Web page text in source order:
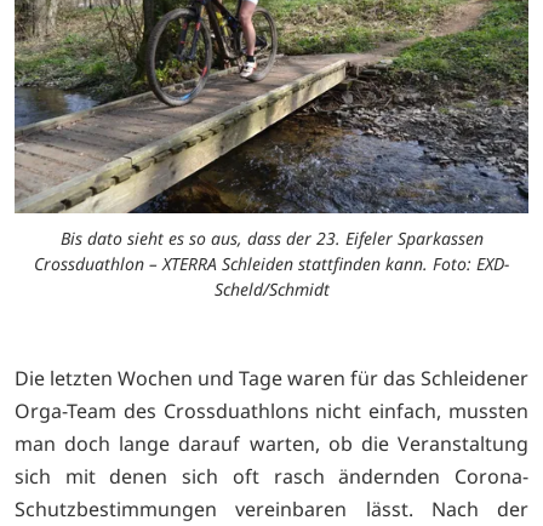
Bis dato sieht es so aus, dass der 23. Eifeler Sparkassen
Crossduathlon – XTERRA Schleiden stattfinden kann. Foto: EXD-
Scheld/Schmidt
Die letzten Wochen und Tage waren für das Schleidener
Orga-Team des Crossduathlons nicht einfach, mussten
man doch lange darauf warten, ob die Veranstaltung
sich mit denen sich oft rasch ändernden Corona-
Schutzbestimmungen vereinbaren lässt. Nach der